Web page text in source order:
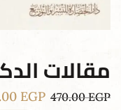
مقالات
470.00EGP
EGP